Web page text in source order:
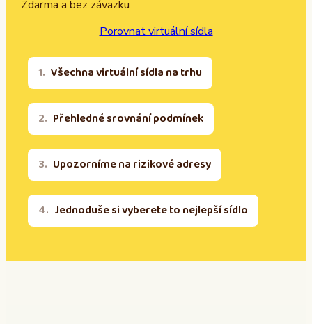
Zdarma a bez závazku
Porovnat virtuální sídla
Všechna virtuální sídla na trhu
Přehledné srovnání podmínek
Upozorníme na rizikové adresy
Jednoduše si vyberete to nejlepší sídlo